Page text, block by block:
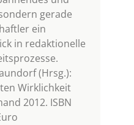
gerade
ein
in redaktionelle
(Hrsg.):
Wirklichkeit
2012. ISBN